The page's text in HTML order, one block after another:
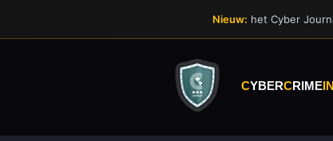
CYBERCRIME
Nieuw: het Cyber